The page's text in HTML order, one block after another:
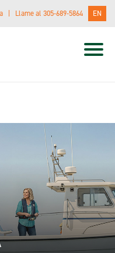
Insurance Plans –
| Llame al 305-689-5864 EN